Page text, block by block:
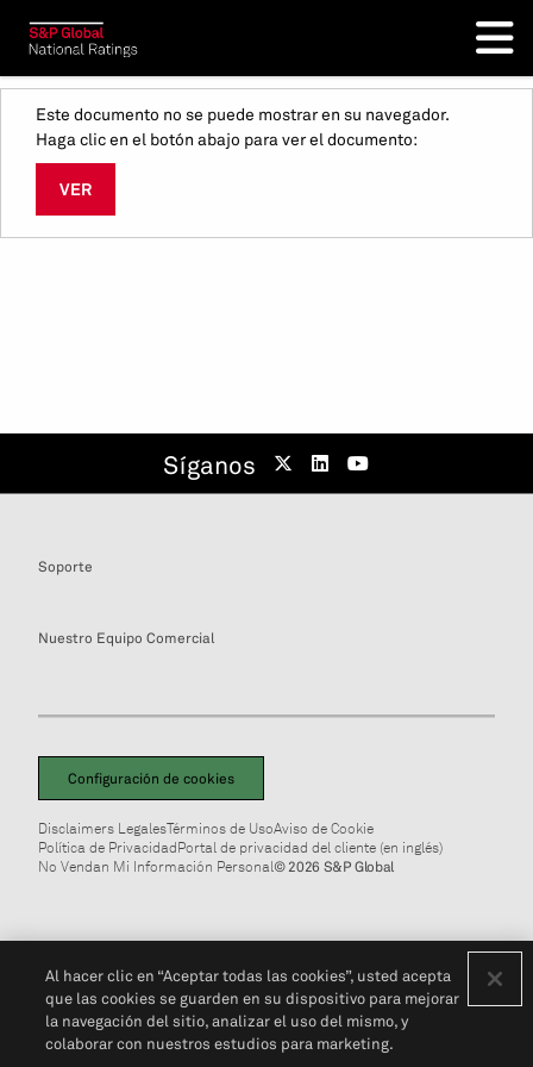
Este documento no se puede mostrar en su navegador.
Haga clic en el botón abajo para ver el documento:
VER
Síganos
Soporte
Nuestro Equipo Comercial
Configuración de cookies
Disclaimers LegalesTérminos de UsoAviso de Cookie
Política de PrivacidadPortal de privacidad del cliente (en inglés)
No Vendan Mi Información Personal© 2026 S&P Global
Al hacer clic en “Aceptar todas las cookies”, usted acepta
que las cookies se guarden en su dispositivo para mejorar
la navegación del sitio, analizar el uso del mismo, y
colaborar con nuestros estudios para marketing.